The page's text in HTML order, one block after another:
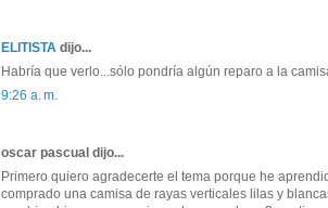
ELITISTA dijo...
Habría que verlo...sólo pondría algún reparo a la
9:26 a. m.
oscar pascual dijo...
Primero quiero agradecerte el tema porque he
comprado una camisa de rayas verticales lilas y